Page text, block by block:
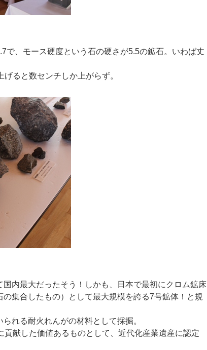
で、モース硬度という石の硬さが5.5の鉱石。いわば丈
ると数センチしか上がらず。
内最大だったそう！しかも、日本で最初にクロム鉱床
集合したもの）として最大規模を誇る7号鉱体！と規
れる耐火れんがの材料として採掘。
献した価値あるものとして、近代化産業遺産に認定